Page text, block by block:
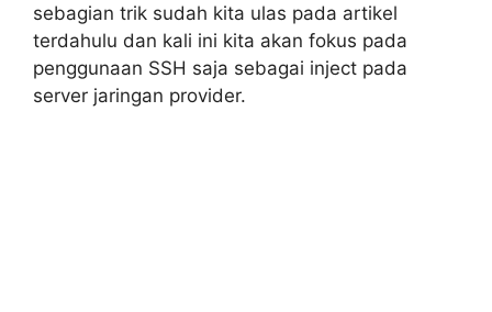
sebagian trik sudah kita ulas pada artikel
terdahulu dan kali ini kita akan fokus pada
penggunaan SSH saja sebagai inject pada
server jaringan provider.